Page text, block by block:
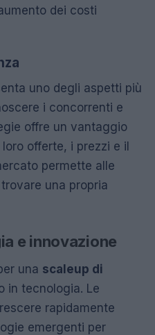
dei costi
uno degli aspetti più
i concorrenti e
offre un vantaggio
offerte, i prezzi e il
permette alle
una propria
e innovazione
una scaleup di
in tecnologia. Le
rapidamente
emergenti per